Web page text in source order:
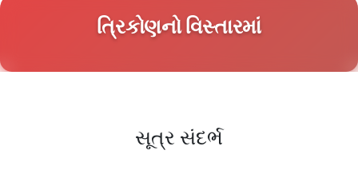
ત્રિકોણનો વિસ્તારમાં
સૂત્ર સંદર્ભ